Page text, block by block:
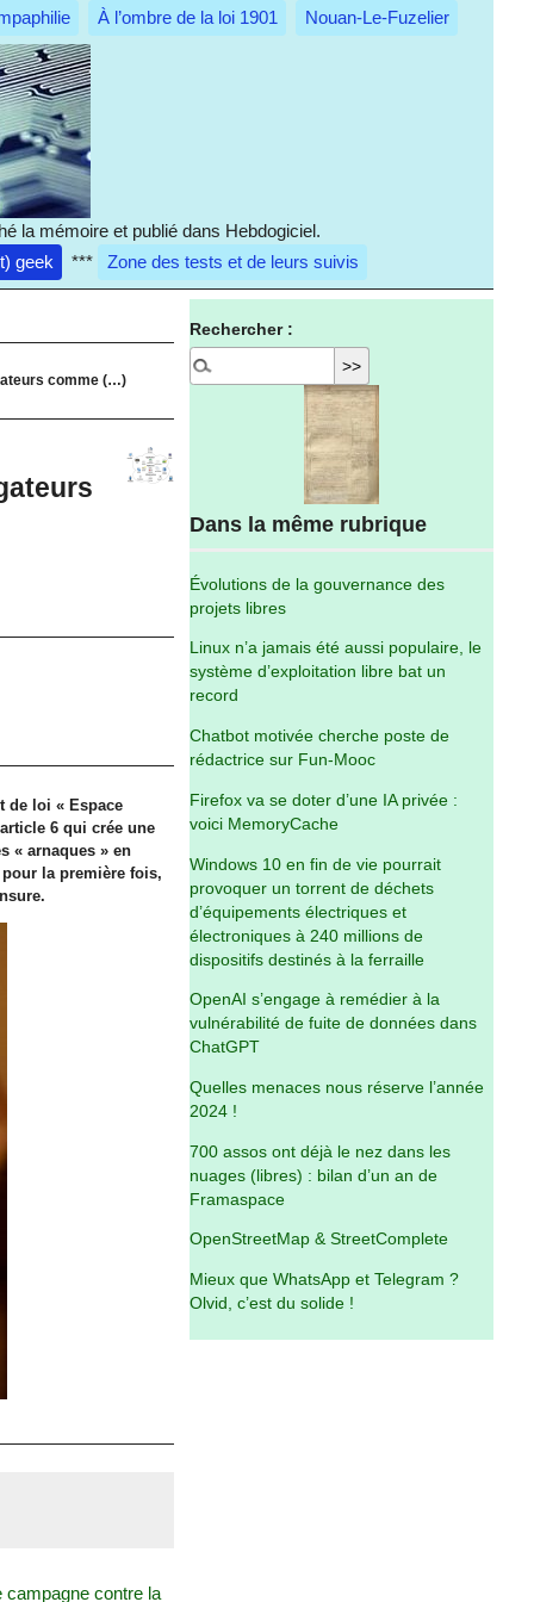
À l’ombre de la loi 1901 Nouan-Le-Fuzelier
la mémoire et publié dans Hebdogiciel.
geek *** Zone des tests et de leurs suivis
comme (…)
de loi « Espace
6 qui crée une
« arnaques » en
la première fois,
contre la
Rechercher :
Dans la même rubrique
Évolutions de la gouvernance des
projets libres
Linux n’a jamais été aussi populaire, le
système d’exploitation libre bat un
record
Chatbot motivée cherche poste de
rédactrice sur Fun-Mooc
Firefox va se doter d’une IA privée :
voici MemoryCache
Windows 10 en fin de vie pourrait
provoquer un torrent de déchets
d’équipements électriques et
électroniques à 240 millions de
dispositifs destinés à la ferraille
OpenAI s’engage à remédier à la
vulnérabilité de fuite de données dans
ChatGPT
Quelles menaces nous réserve l’année
2024 !
700 assos ont déjà le nez dans les
nuages (libres) : bilan d’un an de
Framaspace
OpenStreetMap & StreetComplete
Mieux que WhatsApp et Telegram ?
Olvid, c’est du solide !